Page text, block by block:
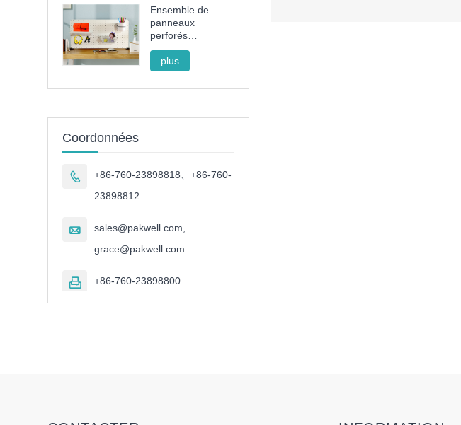
Ensemble de
panneaux
perforés
décoratifs avec
support, panier et
gobelet pour
l'organisation
plus
Coordonnées

+86-760-23898818、+86-760-
23898812

sales@pakwell.com,
grace@pakwell.com
 +86-760-23898800